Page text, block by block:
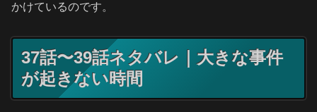
かけているのです。
37話〜39話ネタバレ｜大きな事件
が起きない時間